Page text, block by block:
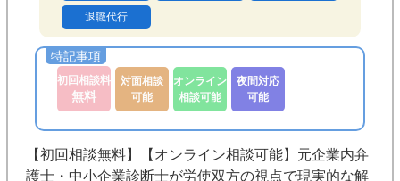
退職代行
初回相談料
無料
対面相談
可能
オンライン
相談可能
夜間対応
可能
【初回相談無料】【オンライン相談可能】元企業内弁
護士・中小企業診断士が労使双方の視点で現実的な解